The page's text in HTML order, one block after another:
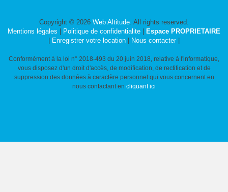
Copyright © 2026 Web Altitude . All rights reserved.
Mentions légales | Politique de confidentialite | Espace PROPRIETAIRE
| Enregistrer votre location | Nous contacter|
Conformément à la loi n° 2018-493 du 20 juin 2018, relative à l'informatique,
vous disposez d'un droit d'accès, de modification, de rectification et de
suppression des données à caractère personnel qui vous concernent en
nous contactant en cliquant ici